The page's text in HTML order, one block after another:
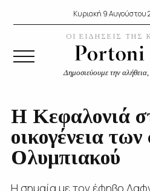
Κυριακή 9 Αυγούστου
ΟΙ ΕΙΔΗΣΕΙΣ ΤΗΣ
Δημοσιεύουμε την αλήθεια,
Η Κεφαλονιά
οικογένεια
Ολυμπιακού
Η σημαία με τον έφηβο